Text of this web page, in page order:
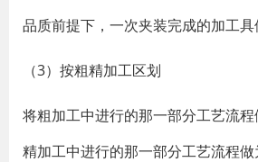
品质前提下，一次夹装完成的加工具
（3）按粗精加工区划
将粗加工中进行的那一部分工艺流
精加工中进行的那一部分工艺流程